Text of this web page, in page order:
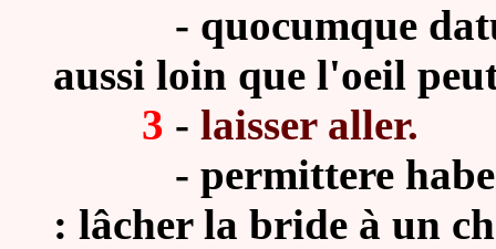
- quocumque
aussi loin que l'oeil
3 - laisser aller.
- permittere
: lâcher la bride à un